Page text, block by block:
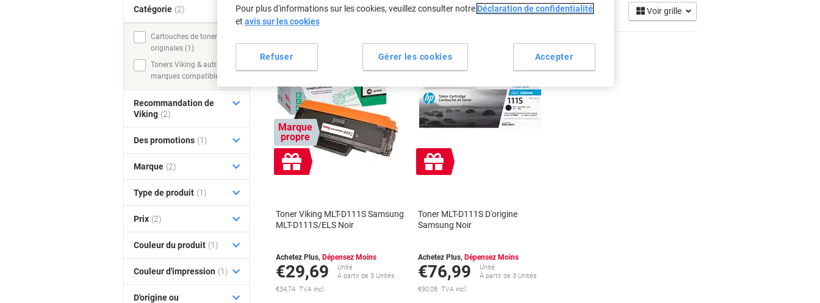
Trier par : Voir grille
Marque
propre
Cadeau
gratuit
Toner Viking MLT-D111S Samsung
MLT-D111S/ELS Noir
Achetez Plus, Dépensez Moins
€29,69
Unité
À partir de 3 Unités
€34,74 TVA incl.
Cadeau
gratuit
Toner MLT-D111S D'origine
Samsung Noir
Achetez Plus, Dépensez Moins
€76,99
Unité
À partir de 3 Unités
€90,08 TVA incl.
Catégorie (2)
Cartouches de toner
originales (1)
Toners Viking & autres
marques compatibles (1)
Recommandation de
Viking (2)
Des promotions (1)
Marque (2)
Type de produit (1)
Prix (2)
Couleur du produit (1)
Couleur d'impression (1)
D'origine ou
Pour plus d'informations sur les cookies, veuillez consulter notre Déclaration de confidentialité
et avis sur les cookies
Gérer les cookies
Refuser Accepter